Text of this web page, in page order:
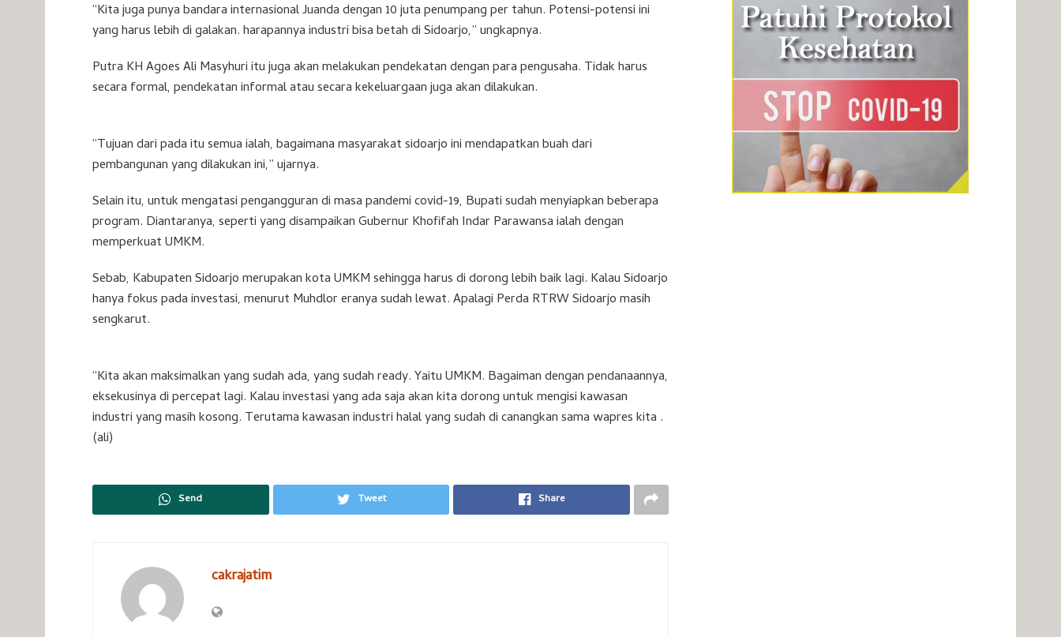
“Kita juga punya bandara internasional Juanda dengan 10 juta penumpang per tahun. Potensi-potensi ini
yang harus lebih di galakan. harapannya industri bisa betah di Sidoarjo,” ungkapnya.
Putra KH Agoes Ali Masyhuri itu juga akan melakukan pendekatan dengan para pengusaha. Tidak harus
secara formal, pendekatan informal atau secara kekeluargaan juga akan dilakukan.
“Tujuan dari pada itu semua ialah, bagaimana masyarakat sidoarjo ini mendapatkan buah dari
pembangunan yang dilakukan ini,” ujarnya.
Selain itu, untuk mengatasi pengangguran di masa pandemi covid-19, Bupati sudah menyiapkan beberapa
program. Diantaranya, seperti yang disampaikan Gubernur Khofifah Indar Parawansa ialah dengan
memperkuat UMKM.
Sebab, Kabupaten Sidoarjo merupakan kota UMKM sehingga harus di dorong lebih baik lagi. Kalau Sidoarjo
hanya fokus pada investasi, menurut Muhdlor eranya sudah lewat. Apalagi Perda RTRW Sidoarjo masih
sengkarut.
“Kita akan maksimalkan yang sudah ada, yang sudah ready. Yaitu UMKM. Bagaiman dengan pendanaannya,
eksekusinya di percepat lagi. Kalau investasi yang ada saja akan kita dorong untuk mengisi kawasan
industri yang masih kosong. Terutama kawasan industri halal yang sudah di canangkan sama wapres kita .
(ali)
Send Tweet Share
cakrajatim